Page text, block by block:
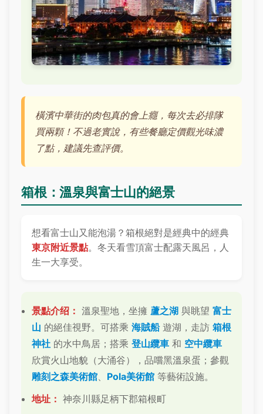
橫濱中華街的肉包真的會上癮，每次去必排隊
買兩顆！不過老實說，有些餐廳定價觀光味濃
了點，建議先查評價。
箱根：溫泉與富士山的絕景
想看富士山又能泡湯？箱根絕對是經典中的經典
東京附近景點。冬天看雪頂富士配露天風呂，人
生一大享受。
景點介绍： 溫泉聖地，坐擁 蘆之湖 與眺望 富士
山 的絕佳視野。可搭乘 海賊船遊湖，走訪 箱根
神社 的水中鳥居；搭乘 登山纜車 和 空中纜車
欣賞火山地貌（大涌谷），品嚐黑溫泉蛋；參觀
雕刻之森美術館
Pola美術館 等藝術設施。
地址： 神奈川縣足柄下郡箱根町